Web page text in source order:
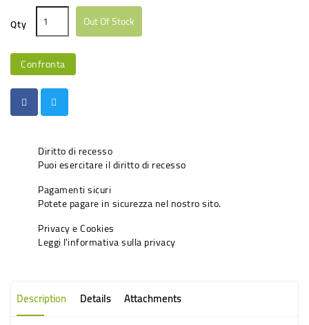
Qty Out Of Stock
Confronta
Diritto di recesso
Puoi esercitare il diritto di recesso
Pagamenti sicuri
Potete pagare in sicurezza nel nostro sito.
Privacy e Cookies
Leggi l'informativa sulla privacy
Description Details Attachments